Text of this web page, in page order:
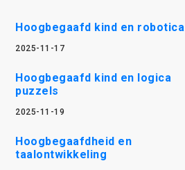
Hoogbegaafd kind en robotica
2025-11-17
Hoogbegaafd kind en logica
puzzels
2025-11-19
Hoogbegaafdheid en
taalontwikkeling